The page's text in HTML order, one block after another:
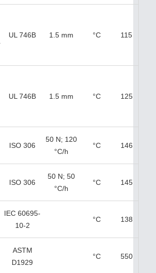
UL 746B 1.5 mm °C 115
UL 746B 1.5 mm °C 125
ISO 306
50 N; 120
°C/h
°C 146
ISO 306
50 N; 50
°C/h
°C 145
IEC 60695-
10-2
°C 138
ASTM
D1929
°C 550